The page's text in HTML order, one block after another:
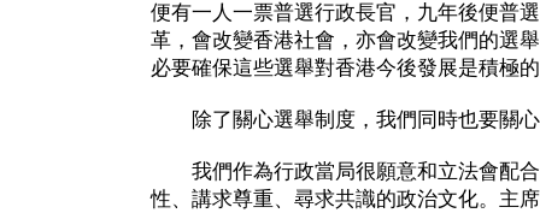
便有一人一票普選行政長官，九年後便普
革，會改變香港社會，亦會改變我們的選
必要確保這些選舉對香港今後發展是積極
除了關心選舉制度，我們同時也要關心
我們作為行政當局很願意和立法會配合
性、講求尊重、尋求共識的政治文化。主